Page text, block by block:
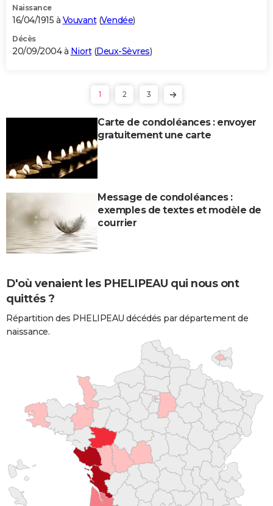
Naissance
16/04/1915 à Vouvant(Vendée)
Décès
20/09/2004 à Niort(Deux-Sèvres)
1 2 3
Carte de condoléances : envoyer
gratuitement une carte
Message de condoléances :
exemples de textes et modèle de
courrier
D'où venaient les PHELIPEAU qui nous ont
quittés ?
Répartition des PHELIPEAU décédés par département de
naissance.